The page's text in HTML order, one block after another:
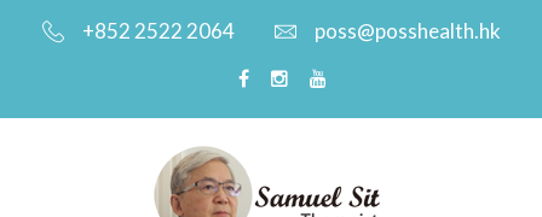
+852 2522 2064 poss@posshealth.hk